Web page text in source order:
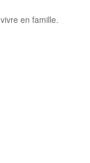
en famille.